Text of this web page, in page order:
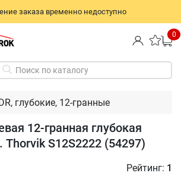
заказа временно недоступно
0
Поиск по каталогу
глубокие, 12-гранные
12-гранная глубокая
S12S2222 (54297)
Рейтинг: 1